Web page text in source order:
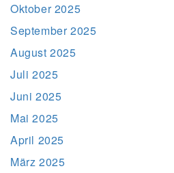
Oktober 2025
September 2025
August 2025
Juli 2025
Juni 2025
Mai 2025
April 2025
März 2025